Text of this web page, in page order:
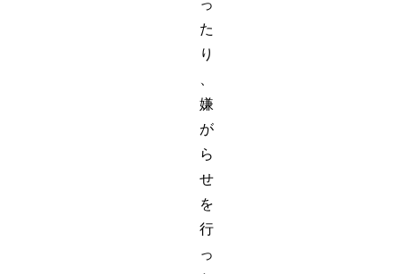
っ
た
り
嫌
が
ら
せ
を
行
っ